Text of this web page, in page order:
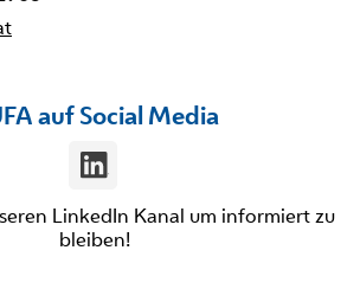
auf Social Media
LinkedIn Kanal um informiert zu
bleiben!